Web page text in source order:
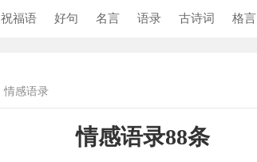
祝福语 好句 名言 语录 古诗词 格言
情感语录
情感语录88条